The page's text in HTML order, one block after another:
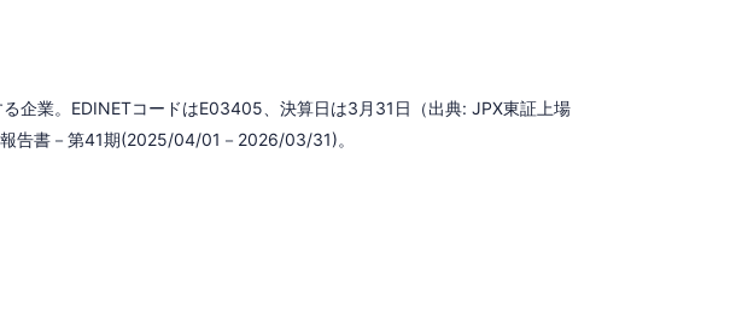
企業。EDINETコードはE03405、決算日は3月31日（出典: JPX東証上場
告書－第41期(2025/04/01－2026/03/31)。